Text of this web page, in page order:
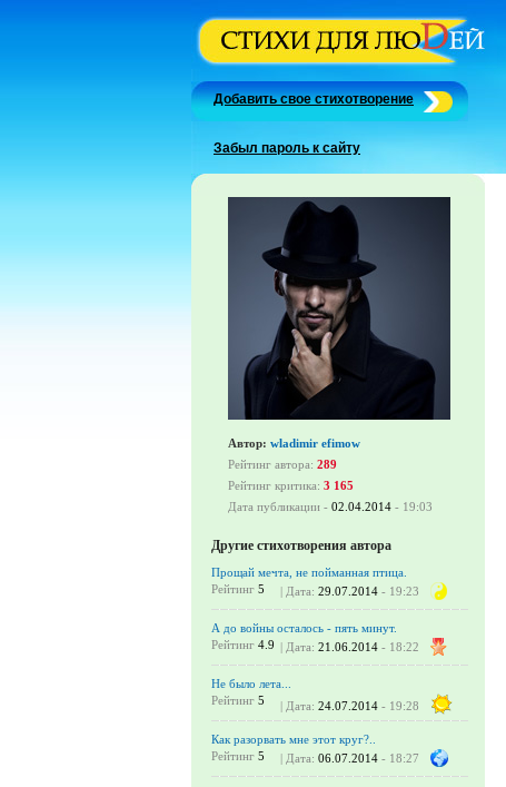
Добавить свое стихотворение
Забыл пароль к сайту
Автор: wladimir efimow
Рейтинг автора: 289
Рейтинг критика: 3 165
Дата публикации - 02.04.2014 - 19:03
Другие стихотворения автора
Прощай мечта, не пойманная птица.
Рейтинг 5 | Дата: 29.07.2014 - 19:23
А до войны осталось - пять минут.
Рейтинг 4.9 | Дата: 21.06.2014 - 18:22
Не было лета...
Рейтинг 5 | Дата: 24.07.2014 - 19:28
Как разорвать мне этот круг?..
Рейтинг 5 | Дата: 06.07.2014 - 18:27